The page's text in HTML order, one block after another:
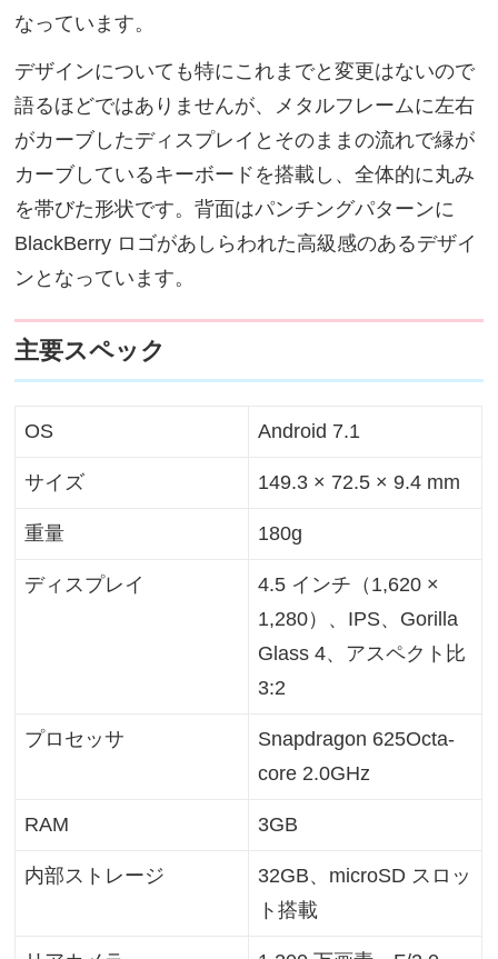
なっています。
デザインについても特にこれまでと変更はないので
語るほどではありませんが、メタルフレームに左右
がカーブしたディスプレイとそのままの流れで縁が
カーブしているキーボードを搭載し、全体的に丸み
を帯びた形状です。背面はパンチングパターンに
BlackBerry ロゴがあしらわれた高級感のあるデザイ
ンとなっています。
主要スペック
OS Android 7.1
サイズ 149.3 × 72.5 × 9.4 mm
重量 180g
ディスプレイ
4.5 インチ（1,620 ×
1,280）、IPS、Gorilla
Glass 4、アスペクト比
3:2
プロセッサ
Snapdragon 625Octa-
core 2.0GHz
RAM 3GB
内部ストレージ
32GB、microSD スロッ
ト搭載